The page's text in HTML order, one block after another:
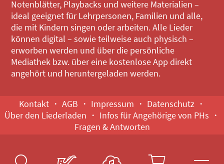
Notenblätter, Playbacks und weitere Materialien –
ideal geeignet für Lehrpersonen, Familien und alle,
die mit Kindern singen oder arbeiten. Alle Lieder
können digital – sowie teilweise auch physisch –
erworben werden und über die persönliche
Mediathek bzw. über eine kostenlose App direkt
angehört und heruntergeladen werden.
Kontakt AGB Impressum
Datenschutz
Über den Liederladen
Infos für Angehörige von PHs
Fragen & Antworten